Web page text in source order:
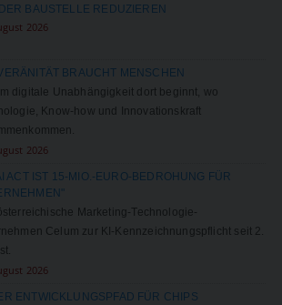
BAUSTELLE REDUZIEREN
2026
BRAUCHT MENSCHEN
digitale Unabhängigkeit dort beginnt, wo
Know-how und Innovationskraft
2026
ACT IST 15-MIO.-EURO-BEDROHUNG FÜR
Marketing-Technologie-
Celum zur KI-Kennzeichnungspflicht seit 2.
2026
ENTWICKLUNGSPFAD FÜR CHIPS